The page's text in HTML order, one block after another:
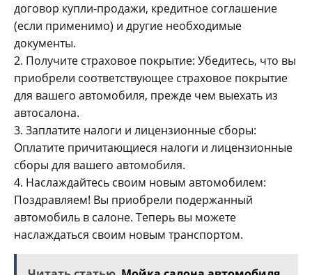
договор купли-продажи, кредитное соглашение
(если применимо) и другие необходимые
документы.
2. Получите страховое покрытие: Убедитесь, что вы
приобрели соответствующее страховое покрытие
для вашего автомобиля, прежде чем выехать из
автосалона.
3. Заплатите налоги и лицензионные сборы:
Оплатите причитающиеся налоги и лицензионные
сборы для вашего автомобиля.
4. Наслаждайтесь своим новым автомобилем:
Поздравляем! Вы приобрели подержанный
автомобиль в салоне. Теперь вы можете
наслаждаться своим новым транспортом.